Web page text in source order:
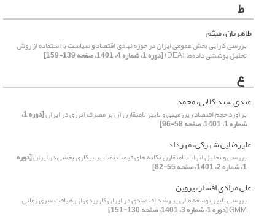
ط
طاهریان، میثم
بررسی کارایی بخش عمومی ایران در حوزه نهادی اقتصاد و سیاست با استفاده از روش
تحلیل پوششی داده‌ها (DEA) [دوره 1، شماره 4، 1401، صفحه 139-159]
ع
عبدی سید کلایی، محمد
برآورد حجم اقتصاد زیرزمینی و تاثیر نامتقارن آن بر مصرف انرژی در ایران [دوره 1،
شماره 1، 1401، صفحه 58-96]
علیرضایی شهرکی، مهرداد
بررسی و تحلیل اثرات نامتقارن تکانه های قیمت نفت بر بیکاری بخشی در ایران[دوره
1، شماره 2، 1401، صفحه 55-82]
علی مرادی افشار، پروین
بررسی تاثیر توسعه مالی بر رشد اقتصادی در ایران کاربردی از رهیافت سری زمانی
GMM[دوره 1، شماره 3، 1401، صفحه 130-151]